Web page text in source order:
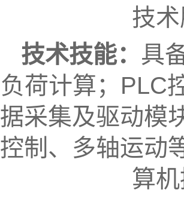
技
技术技能： 具
负荷计算；PLC
据采集及驱动模
控制、多轴运动
算